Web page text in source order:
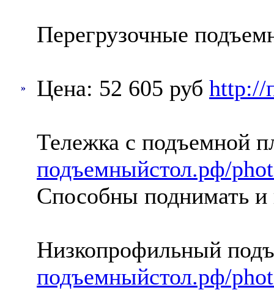
»
Перегрузочные
Цена: 52 605 руб http://
Тележка с подъемной
подъемныйстол.рф/
Способны поднимать
Низкопрофильный
подъемныйстол.рф/